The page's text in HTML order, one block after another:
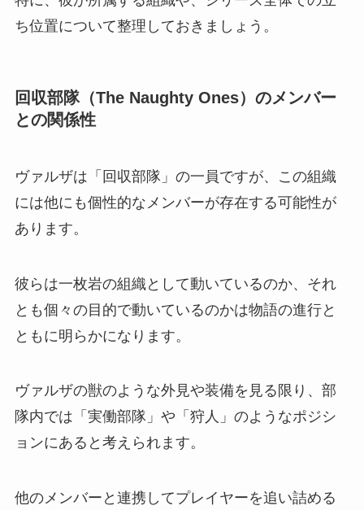
ち位置について整理しておきましょう。
回収部隊（The Naughty Ones）のメンバー
との関係性
ヴァルザは「回収部隊」の一員ですが、この組織
には他にも個性的なメンバーが存在する可能性が
あります。
彼らは一枚岩の組織として動いているのか、それ
とも個々の目的で動いているのかは物語の進行と
ともに明らかになります。
ヴァルザの獣のような外見や装備を見る限り、部
隊内では「実働部隊」や「狩人」のようなポジシ
ョンにあると考えられます。
他のメンバーと連携してプレイヤーを追い詰める